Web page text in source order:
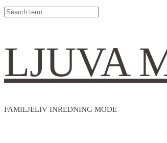
LJUVA
FAMILJELIV INREDNING MODE